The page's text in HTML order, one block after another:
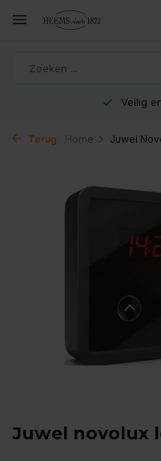
Veilig en
Terug Home Juwel
Juwel novolux